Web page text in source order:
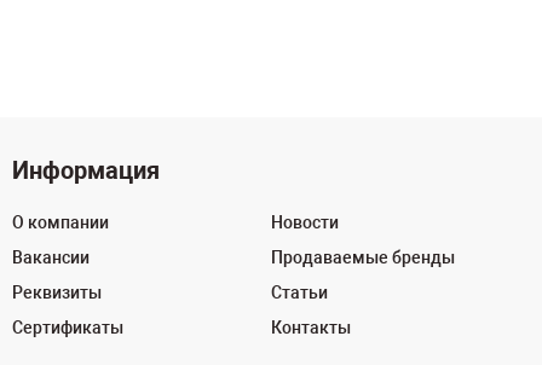
Информация
О компании
Вакансии
Реквизиты
Сертификаты
Новости
Продаваемые бренды
Статьи
Контакты